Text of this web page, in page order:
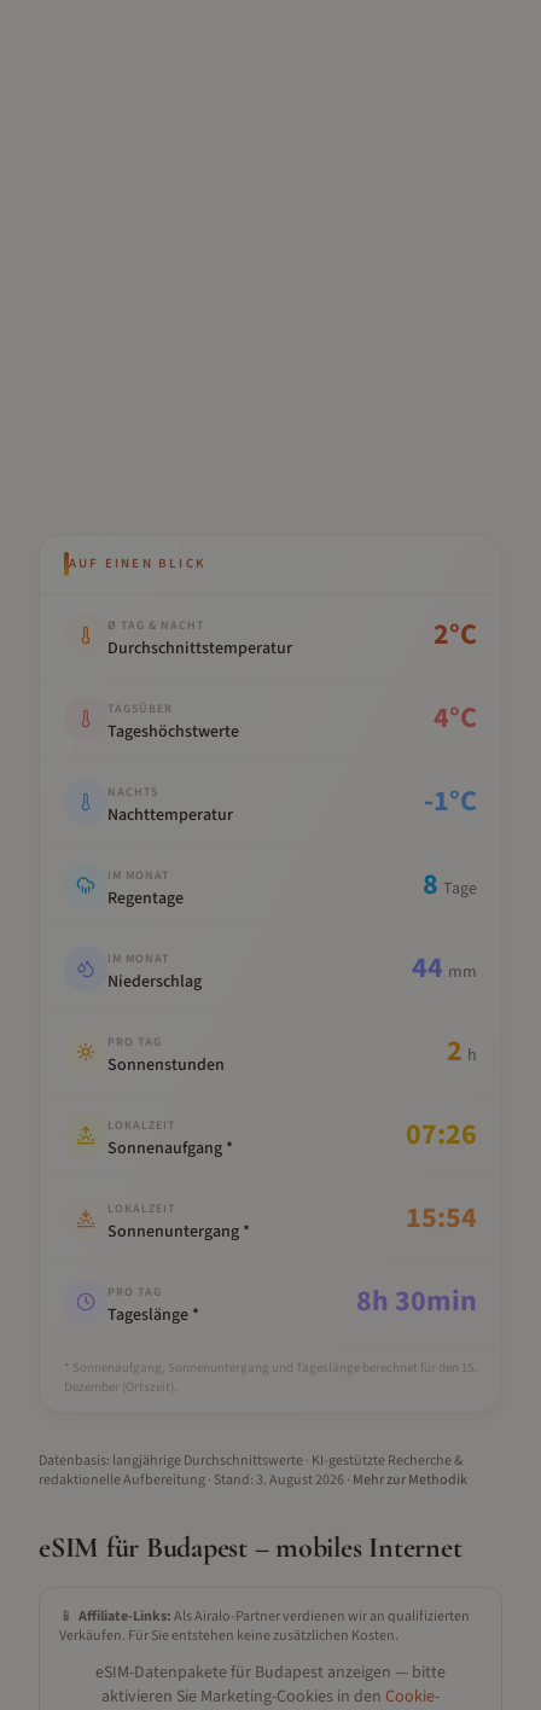
AUF EINEN BLICK
Ø TAG & NACHT
Durchschnittstemperatur 2°C
TAGSÜBER
Tageshöchstwerte 4°C
NACHTS
Nachttemperatur -1°C
IM MONAT
Regentage 8 Tage
IM MONAT
Niederschlag 44 mm
PRO TAG
Sonnenstunden 2 h
LOKALZEIT
Sonnenaufgang * 07:26
LOKALZEIT
Sonnenuntergang * 15:54
PRO TAG
Tageslänge * 8h 30min
* Sonnenaufgang, Sonnenuntergang und Tageslänge berechnet für den 15.
Dezember (Ortszeit).
Datenbasis: langjährige Durchschnittswerte · KI-gestützte Recherche &
redaktionelle Aufbereitung· Stand: 3. August 2026· Mehr zur Methodik
eSIM für Budapest– mobiles Internet
📱 Affiliate-Links:Als Airalo-Partner verdienen wir an qualifizierten
Verkäufen. Für Sie entstehen keine zusätzlichen Kosten.
eSIM-Datenpakete für Budapest anzeigen — bitte
aktivieren Sie Marketing-Cookies in den Cookie-